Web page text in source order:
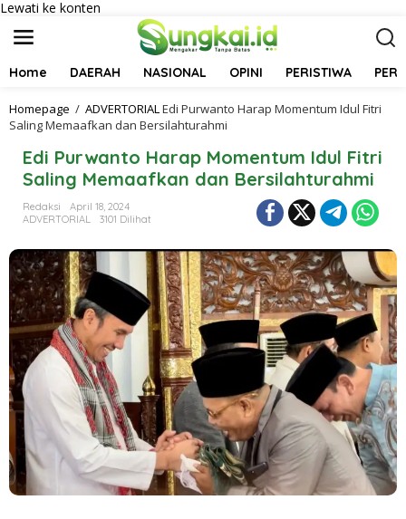
Lewati ke konten
Home DAERAH NASIONAL OPINI PERISTIWA
Homepage / ADVERTORIALEdi Purwanto Harap Momentum Idul Fitri
Saling Memaafkan dan Bersilahturahmi
Edi Purwanto Harap Momentum Idul Fitri
Saling Memaafkan dan Bersilahturahmi
Redaksi
April 18, 2024
ADVERTORIAL
3101 Dilihat